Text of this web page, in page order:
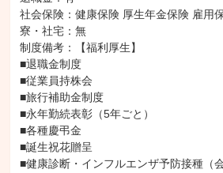
社会保険：健康保険 厚生年金保険 雇用
寮・社宅：無
制度備考：【福利厚生】
■退職金制度
■従業員持株会
■旅行補助金制度
■永年勤続表彰（5年ごと）
■各種慶弔金
■誕生祝花贈呈
■健康診断・インフルエンザ予防接種（会